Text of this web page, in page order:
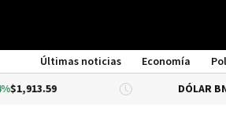
Últimas noticias Economía
DÓLAR BNA 0.34%